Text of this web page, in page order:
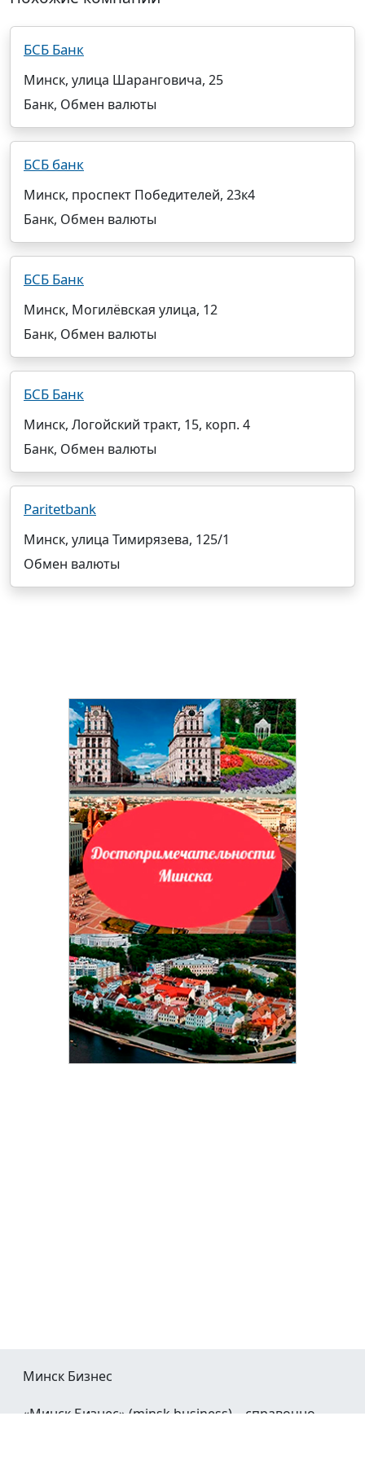
БСБ Банк
Минск, улица Шаранговича, 25
Банк, Обмен валюты
БСБ банк
Минск, проспект Победителей, 23к4
Банк, Обмен валюты
БСБ Банк
Минск, Могилёвская улица, 12
Банк, Обмен валюты
БСБ Банк
Минск, Логойский тракт, 15, корп. 4
Банк, Обмен валюты
Paritetbank
Минск, улица Тимирязева, 125/1
Обмен валюты
Минск Бизнес
«Минск Бизнес» (minsk.business) – справочно-